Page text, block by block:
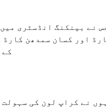
اور کسان سمدھن
کے
نے کراپ لون کی